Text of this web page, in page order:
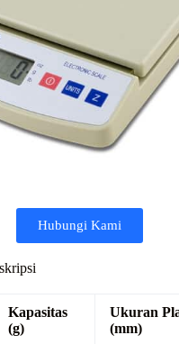
Hubungi Kami
Kapasitas
(g)
Ukuran
(mm)